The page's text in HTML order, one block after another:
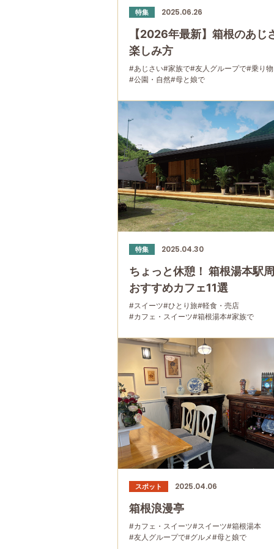
特集 2025.06.26
【2026年最新】箱根のあじ
楽しみ方
#あじさい#家族で#友人グループで#乗り物
#公園・自然#母と娘で
特集 2025.04.30
ちょっと休憩！ 箱根湯本駅
おすすめカフェ11選
#スイーツ#ひとり旅#軽食・売店
#カフェ・スイーツ#箱根湯本#家族で
スポット 2025.04.06
箱根浪漫亭
#カフェ・スイーツ#スイーツ#箱根湯本
#友人グループで#グルメ#母と娘で